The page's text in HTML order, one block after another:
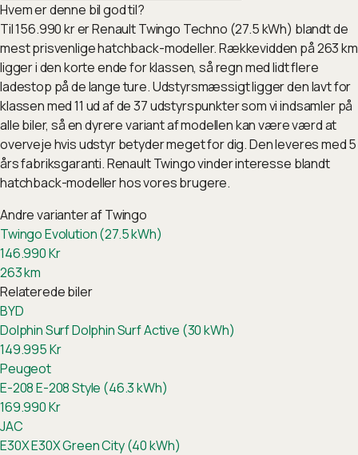
Hvem er denne bil god til?
Til 156.990 kr er Renault Twingo Techno (27.5 kWh) blandt de
mest prisvenlige hatchback-modeller. Rækkevidden på 263 km
ligger i den korte ende for klassen, så regn med lidt flere
ladestop på de lange ture. Udstyrsmæssigt ligger den lavt for
klassen med 11 ud af de 37 udstyrspunkter som vi indsamler på
alle biler, så en dyrere variant af modellen kan være værd at
overveje hvis udstyr betyder meget for dig. Den leveres med 5
års fabriksgaranti. Renault Twingo vinder interesse blandt
hatchback-modeller hos vores brugere.
Andre varianter afTwingo
Twingo Evolution (27.5 kWh)
146.990Kr
263km
Relaterede biler
BYD
Dolphin SurfDolphin Surf Active (30 kWh)
149.995Kr
Peugeot
E-208E-208 Style (46.3 kWh)
169.990Kr
JAC
E30XE30X Green City (40 kWh)